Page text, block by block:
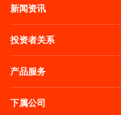
新闻资讯
投资者关系
产品服务
下属公司